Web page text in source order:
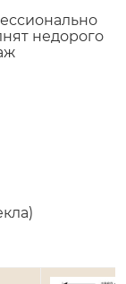
недорого